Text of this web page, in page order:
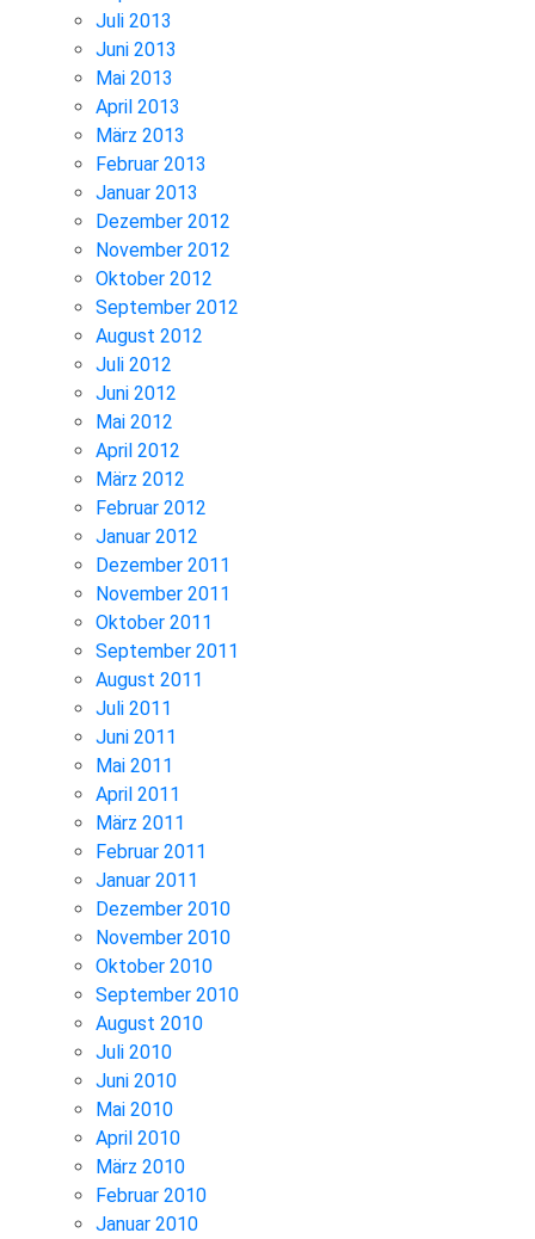
Juli 2013
Juni 2013
Mai 2013
April 2013
März 2013
Februar 2013
Januar 2013
Dezember 2012
November 2012
Oktober 2012
September 2012
August 2012
Juli 2012
Juni 2012
Mai 2012
April 2012
März 2012
Februar 2012
Januar 2012
Dezember 2011
November 2011
Oktober 2011
September 2011
August 2011
Juli 2011
Juni 2011
Mai 2011
April 2011
März 2011
Februar 2011
Januar 2011
Dezember 2010
November 2010
Oktober 2010
September 2010
August 2010
Juli 2010
Juni 2010
Mai 2010
April 2010
März 2010
Februar 2010
Januar 2010